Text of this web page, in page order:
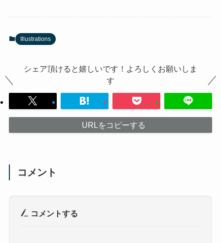
Illustrations
シェア頂けると嬉しいです！よろしくお願いしま
す
URLをコピーする
コメント
コメントする